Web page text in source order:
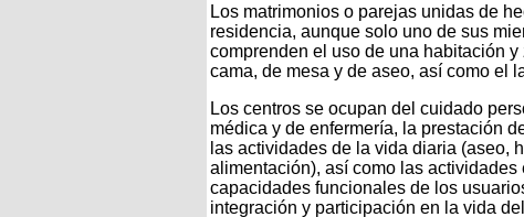
Los matrimonios o parejas unidas de
residencia, aunque solo uno de sus
comprenden el uso de una habitación
cama, de mesa y de aseo, así como el
Los centros se ocupan del cuidado
médica y de enfermería, la prestación
las actividades de la vida diaria (aseo,
alimentación), así como las
capacidades funcionales de los
integración y participación en la vida